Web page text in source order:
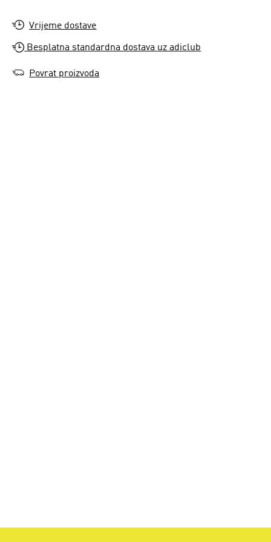
Vrijeme dostave
Besplatna standardna dostava uz adiclub
Povrat proizvoda